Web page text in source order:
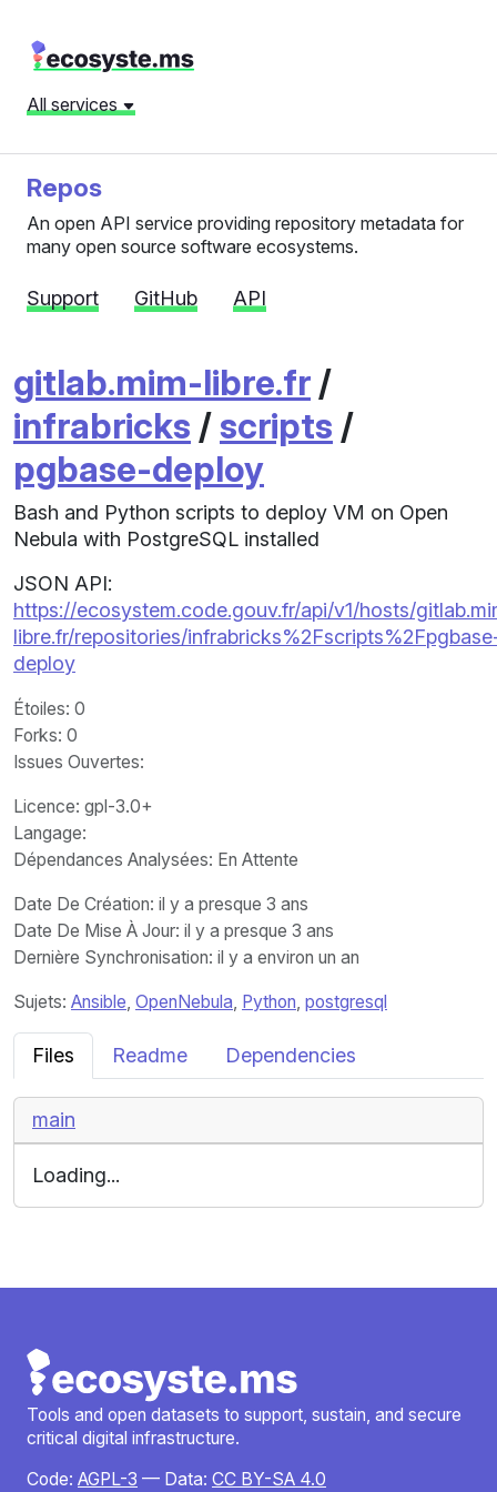
All services
Repos
An open API service providing repository metadata for
many open source software ecosystems.
Support GitHub API
gitlab.mim-libre.fr /
infrabricks /scripts /
pgbase-deploy
Bash and Python scripts to deploy VM on Open
Nebula with PostgreSQL installed
JSON API:
https://ecosystem.code.gouv.fr/api/v1/hosts/
libre.fr/repositories/
deploy
Étoiles: 0
Forks: 0
Issues Ouvertes:
Licence: gpl-3.0+
Langage:
Dépendances Analysées: En Attente
Date De Création: il y a presque 3 ans
Date De Mise À Jour: il y a presque 3 ans
Dernière Synchronisation: il y a environ un an
Sujets: Ansible, OpenNebula, Python, postgresql
Files Readme Dependencies
main
Loading...
Tools and open datasets to support, sustain, and secure
critical digital infrastructure.
Code: AGPL-3 — Data: CC BY-SA 4.0